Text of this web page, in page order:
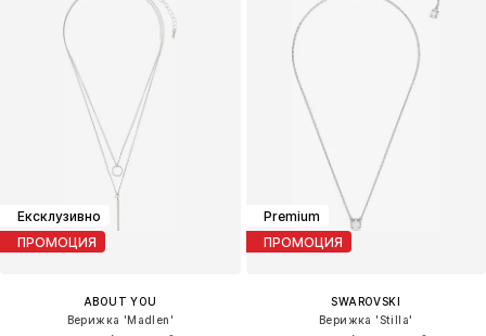
Ексклузивно
ПРОМОЦИЯ
ABOUT YOU
Верижка 'Madlen'
Premium
ПРОМОЦИЯ
SWAROVSKI
Верижка 'Stilla'